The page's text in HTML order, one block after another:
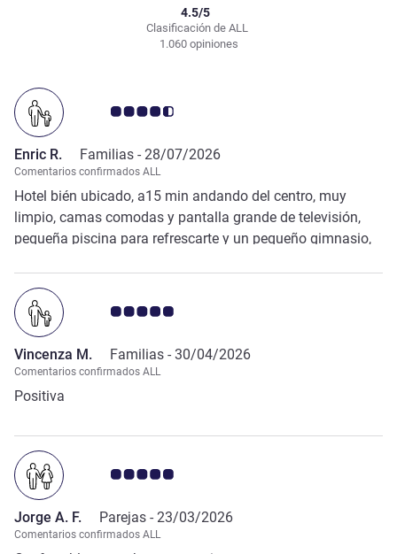
Clasificación de ALL
4.5/5
1.060 opiniones
Nota de clientes de Avis 4.5/5
Enric R. Familias - 28/07/2026
Comentarios confirmados ALL
Hotel bién ubicado, a15 min andando del centro, muy
limpio, camas comodas y pantalla grande de televisión,
pequeña piscina para refrescarte y un pequeño gimnasio,
Nota de clientes de Avis 5.0/5
Vincenza M. Familias - 30/04/2026
Comentarios confirmados ALL
Positiva
Nota de clientes de Avis 5.0/5
Jorge A. F. Parejas - 23/03/2026
Comentarios confirmados ALL